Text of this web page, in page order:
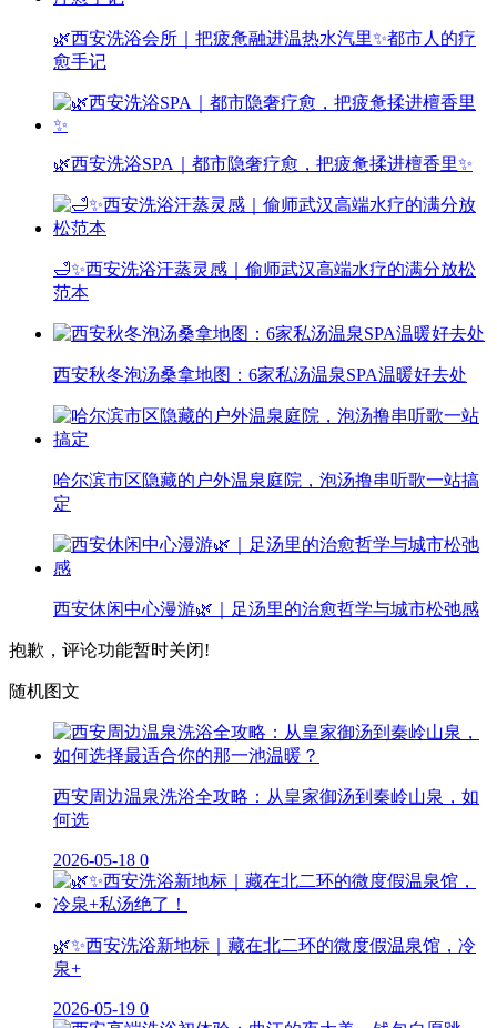
🌿西安洗浴会所｜把疲惫融进温热水汽里✨都市人的疗
愈手记
🌿西安洗浴SPA｜都市隐奢疗愈，把疲惫揉进檀香里✨
🛁✨西安洗浴汗蒸灵感｜偷师武汉高端水疗的满分放松
范本
西安秋冬泡汤桑拿地图：6家私汤温泉SPA温暖好去处
哈尔滨市区隐藏的户外温泉庭院，泡汤撸串听歌一站搞
定
西安休闲中心漫游🌿｜足汤里的治愈哲学与城市松弛感
抱歉，评论功能暂时关闭!
随机图文
西安周边温泉洗浴全攻略：从皇家御汤到秦岭山泉，如
何选
2026-05-18 0
🌿✨西安洗浴新地标｜藏在北二环的微度假温泉馆，冷
泉+
2026-05-19 0